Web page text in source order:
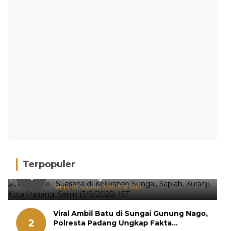
Terpopuler
1
Hujan Deras, 15 Titik Banjir Terdeteksi di
Kota Padang
Senin, 03 Agustus 2026, 17:10 WIB
2
Viral Ambil Batu di Sungai Gunung Nago,
Polresta Padang Ungkap Fakta